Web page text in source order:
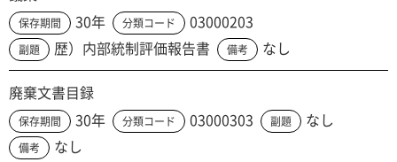
保存期間 30年 分類コード 03000203
副題 歴）内部統制評価報告書 備考 なし
廃棄文書目録
保存期間 30年 分類コード 03000303 副題 なし
備考 なし